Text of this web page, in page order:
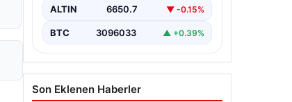
ALTIN 6650.7 ▼ -0.15%
BTC 3096033 ▲ +0.39%
Son Eklenen Haberler